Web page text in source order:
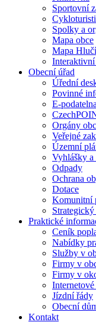
Sportovní
Spolky a
Mapa obce
Mapa
Interaktivní
Obecní úřad
Úřední
Povinné
E-podatelna
Orgány
Veřejné
Územní
Vyhlášky a
Odpady
Ochrana
Dotace
Komunitní
Praktické
Ceník
Nabídky
Služby v
Firmy v
Firmy v
Jízdní řády
Obecní
Kontakt